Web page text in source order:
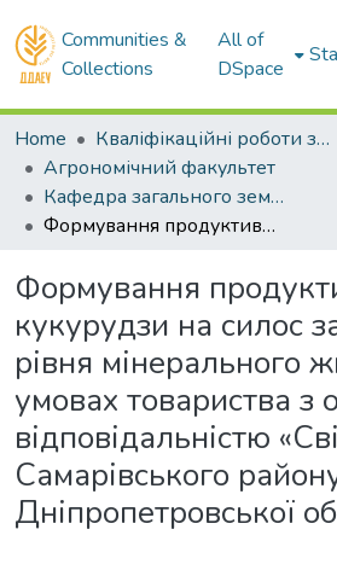
Communities &
Collections
All of
DSpace
Home
Кваліфікаційні роботи здобувачів вищої освіти
Агрономічний факультет
Кафедра загального землеробства та ґрунтознавства . Магістри
Формування продуктивності кукурудзи на силос залежно від рівня мінерального живлення в умовах товариства з обмеженою відповідальністю «Світанок» Самарівського району Дніпропетровської області
Формування
кукурудзи на силос
рівня мінерального
умовах товариства
відповідальністю
Самарівського
Дніпропетровської